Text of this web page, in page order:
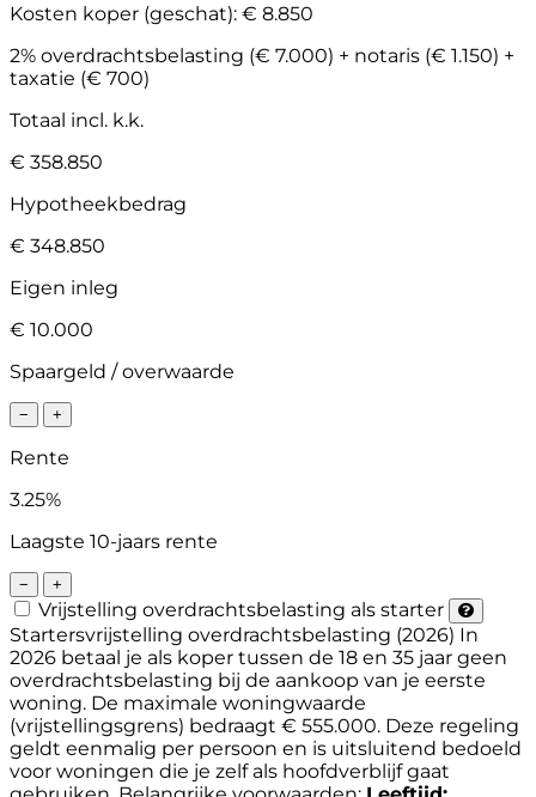
Kosten koper (geschat): € 8.850
2% overdrachtsbelasting (€ 7.000) + notaris (€ 1.150) +
taxatie (€ 700)
Totaal incl. k.k.
€ 358.850
Hypotheekbedrag
€ 348.850
Eigen inleg
€ 10.000
Spaargeld / overwaarde
− +
Rente
3.25%
Laagste 10-jaars rente
− +
Vrijstelling overdrachtsbelasting als starter
Startersvrijstelling overdrachtsbelasting (2026) In
2026 betaal je als koper tussen de 18 en 35 jaar geen
overdrachtsbelasting bij de aankoop van je eerste
woning. De maximale woningwaarde
(vrijstellingsgrens) bedraagt € 555.000. Deze regeling
geldt eenmalig per persoon en is uitsluitend bedoeld
voor woningen die je zelf als hoofdverblijf gaat